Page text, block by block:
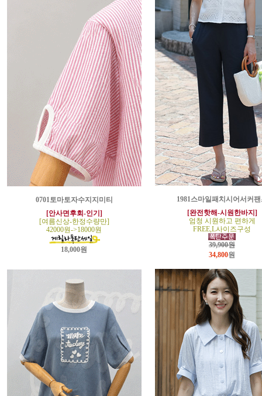
0701토마토자수지지미티
[안사면후회-인기]
[여름신상-한정수량만]
42000원->18000원
18,000원
1981스마일패치시어서커팬
[완전핫해-시원한바지]
엄청 시원하고 편하게
FREE,L사이즈구성
39,900원
34,800원